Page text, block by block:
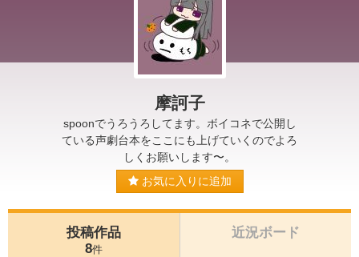
摩訶子
spoonでうろうろしてます。ボイコネで公開し
ている声劇台本をここにも上げていくのでよろ
しくお願いします〜。
お気に入りに追加
投稿作品
8件
近況ボード